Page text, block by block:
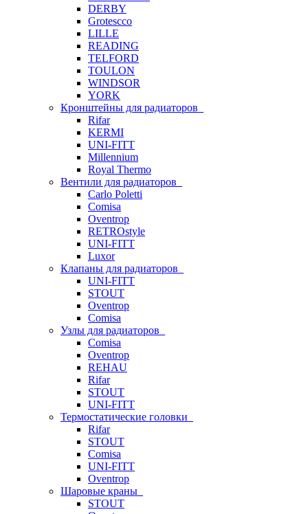
DERBY
Grotescco
LILLE
READING
TELFORD
TOULON
WINDSOR
YORK
Кронштейны для радиаторов
Rifar
KERMI
UNI-FITT
Millennium
Royal Thermo
Вентили для радиаторов
Carlo Poletti
Comisa
Oventrop
RETROstyle
UNI-FITT
Luxor
Клапаны для радиаторов
UNI-FITT
STOUT
Oventrop
Comisa
Узлы для радиаторов
Comisa
Oventrop
REHAU
Rifar
STOUT
UNI-FITT
Термостатические головки
Rifar
STOUT
Comisa
UNI-FITT
Oventrop
Шаровые краны
STOUT